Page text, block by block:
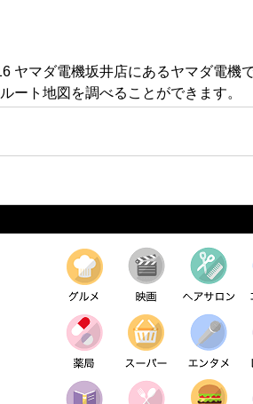
マダ電機坂井店にあるヤマダ電機
ート地図を調べることができます。